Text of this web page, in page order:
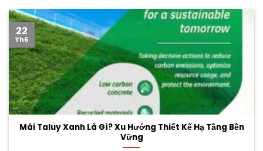
Mái Taluy Xanh Là Gì? Xu Hướng Thiết Kế Hạ Tầng Bền
Vững
22
Th6